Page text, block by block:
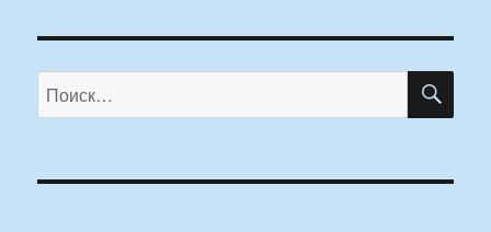
Искать: